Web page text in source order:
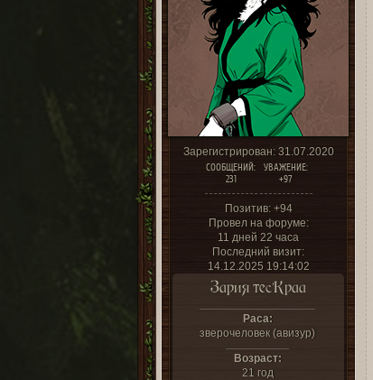
Зарегистрирован: 31.07.2020
СООБЩЕНИЙ:
231
УВАЖЕНИЕ:
+97
Позитив: +94
Провел на форуме:
11 дней 22 часа
Последний визит:
14.12.2025 19:14:02
Зария тес’Краа
Раса:
зверочеловек (авизур)
Возраст:
21 год